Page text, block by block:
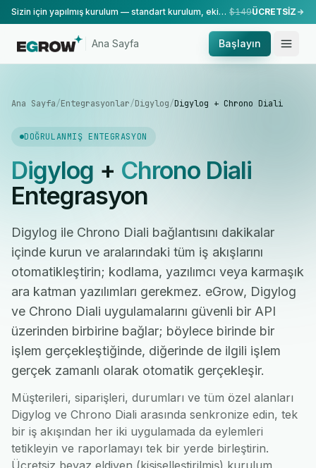
Sizin için yapılmış kurulum — standart kurulum, ekibimiz tarafından yapılır. $149ÜCRETSİZ
Ana Sayfa Başlayın
Ana Sayfa/Entegrasyonlar/Digylog/Digylog + Chrono Diali
DOĞRULANMIŞ ENTEGRASYON
Digylog + Chrono Diali
Entegrasyon
Digylog ile Chrono Diali bağlantısını dakikalar
içinde kurun ve aralarındaki tüm iş akışlarını
otomatikleştirin; kodlama, yazılımcı veya karmaşık
ara katman yazılımları gerekmez. eGrow, Digylog
ve Chrono Diali uygulamalarını güvenli bir API
üzerinden birbirine bağlar; böylece birinde bir
işlem gerçekleştiğinde, diğerinde de ilgili işlem
gerçek zamanlı olarak otomatik gerçekleşir.
Müşterileri, siparişleri, durumları ve tüm özel alanları
Digylog ve Chrono Diali arasında senkronize edin, tek
bir iş akışından her iki uygulamada da eylemleri
tetikleyin ve raporlamayı tek bir yerde birleştirin.
Ücretsiz beyaz eldiven (kişiselleştirilmiş) kurulum